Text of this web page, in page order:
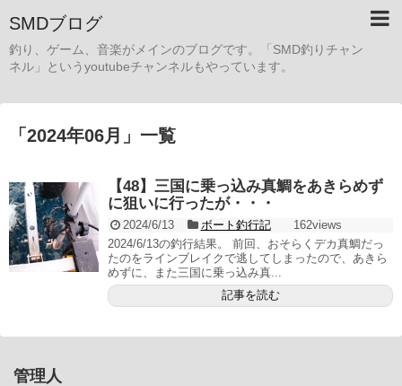
SMDブログ
釣り、ゲーム、音楽がメインのブログです。「SMD釣りチャン
ネル」というyoutubeチャンネルもやっています。
「 2024年06月 」 一覧
【48】三国に乗っ込み真鯛をあきらめず
に狙いに行ったが・・・
2024/6/13 ボート釣行記
162views
2024/6/13の釣行結果。 前回、おそらくデカ真鯛だっ
たのをラインブレイクで逃してしまったので、あきら
めずに、また三国に乗っ込み真...
記事を読む
管理人